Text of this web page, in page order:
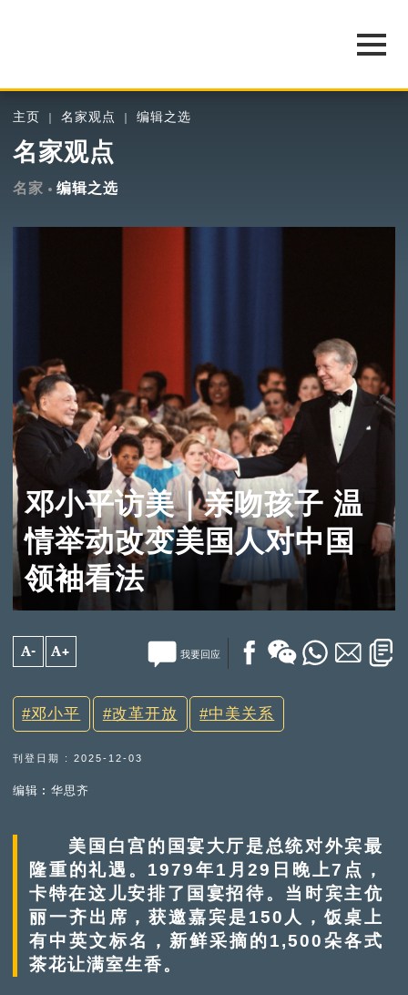
主页 名家观点 编辑之选
名家观点
名家 编辑之选
邓小平访美｜亲吻孩子 温
情举动改变美国人对中国
领袖看法
A- A+ 我要回应
邓小平 改革开放 中美关系
刊登日期 : 2025-12-03
编辑︰华思齐
美国白宫的国宴大厅是总统对外宾最
隆重的礼遇。1979年1月29日晚上7点，
卡特在这儿安排了国宴招待。当时宾主伉
丽一齐出席，获邀嘉宾是150人，饭桌上
有中英文标名，新鲜采摘的1,500朵各式
茶花让满室生香。